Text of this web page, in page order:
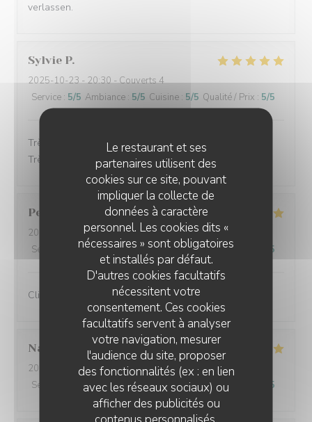
Le restaurant et ses
partenaires utilisent des
cookies sur ce site, pouvant
impliquer la collecte de
données à caractère
personnel. Les cookies dits «
nécessaires » sont obligatoires
et installés par défaut.
D'autres cookies facultatifs
nécessitent votre
consentement. Ces cookies
facultatifs servent à analyser
votre navigation, mesurer
l'audience du site, proposer
des fonctionnalités (ex : en lien
avec les réseaux sociaux) ou
afficher des publicités ou
verlassen.
Sylvie P
2025-10-23- 20:30 - Couverts 4
Service : 5/5 Ambiance : 5/5 Cuisine : 5/5 Qualité / Prix : 5/5
Très bon accueil, les plats étaient très bon et soignés.
Très bon service.
Perret
2025-10-21
- 13:00 - Couverts 2
Service
/5 Ambiance :5 /5 Cuisine:5/5 Qualité / Prix /5
Client fidèle et jamais déçu
Nathalie
2025-10-20- 12:00 - Couverts 3
Service
Ambiance :5/5 Cuisine: 5/5 Qualité / Prix /5